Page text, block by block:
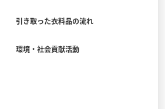
引き取った衣料品の流れ
環境・社会貢献活動